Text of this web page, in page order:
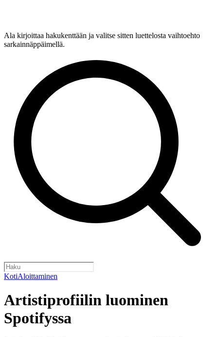
Ala kirjoittaa hakukenttään ja valitse sitten luettelosta vaihtoehto
sarkainnäppäimellä.
KotiAloittaminen
Artistiprofiilin luominen
Spotifyssa